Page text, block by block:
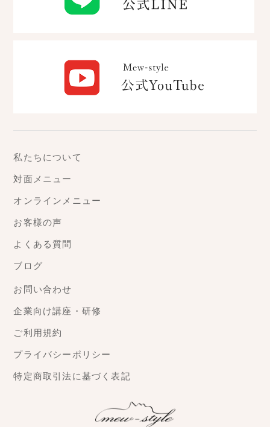
私たちについて
対面メニュー
オンラインメニュー
お客様の声
よくある質問
ブログ
お問い合わせ
企業向け講座・研修
ご利用規約
プライバシーポリシー
特定商取引法に基づく表記